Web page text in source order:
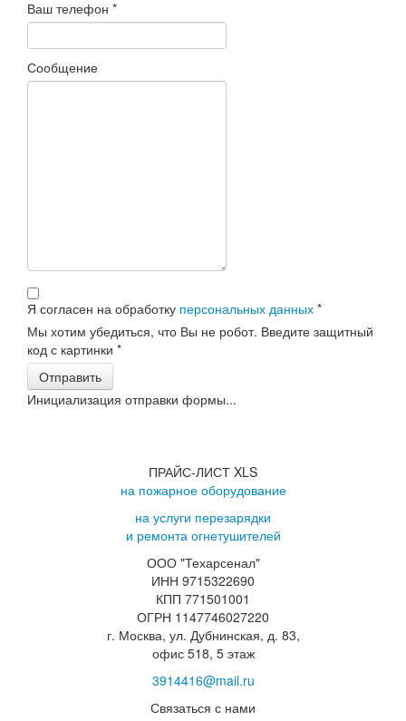
Ваш телефон *
Сообщение
Я согласен на обработку персональных данных *
Мы хотим убедиться, что Вы не робот. Введите защитный
код с картинки *
Отправить
Инициализация отправки формы...
ПРАЙС-ЛИСТ XLS
на пожарное оборудование
на услуги перезарядки
и ремонта огнетушителей
ООО "Техарсенал"
ИНН 9715322690
КПП 771501001
ОГРН 1147746027220
г. Москва, ул. Дубнинская, д. 83,
офис 518, 5 этаж
3914416@mail.ru
Связаться с нами